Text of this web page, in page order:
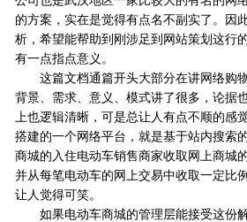
的方案，实在是觉得有点名不副实了。因
析，希望能帮助到刚涉足到网站策划这行
有一点指点意义。
这篇文档通篇开头大部分在讲网络购物
背景、需求、意义、模式讲了很多，论据
上也逻辑清晰，可是总让人有点不顺的感
搭建的一个网络平台，就是基于站内搜索
商城的入住电动车销售商家收取网上商城
并从每笔电动车的网上交易中收取一定比
让人觉得可笑。
如果电动车商城的管理层能接受这份解